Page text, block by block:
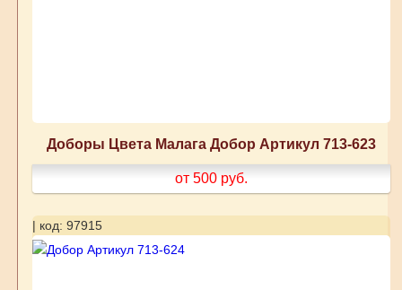
Доборы Цвета Малага Добор Артикул 713-623
от 500 руб.
| код: 97915